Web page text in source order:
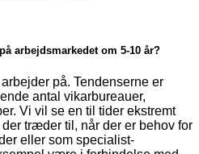
arbejdsmarkedet om 5-10 år?
på. Tendenserne er
antal vikarbureauer,
Vi vil se en til tider ekstremt
træder til, når der er behov for
eller som specialist­